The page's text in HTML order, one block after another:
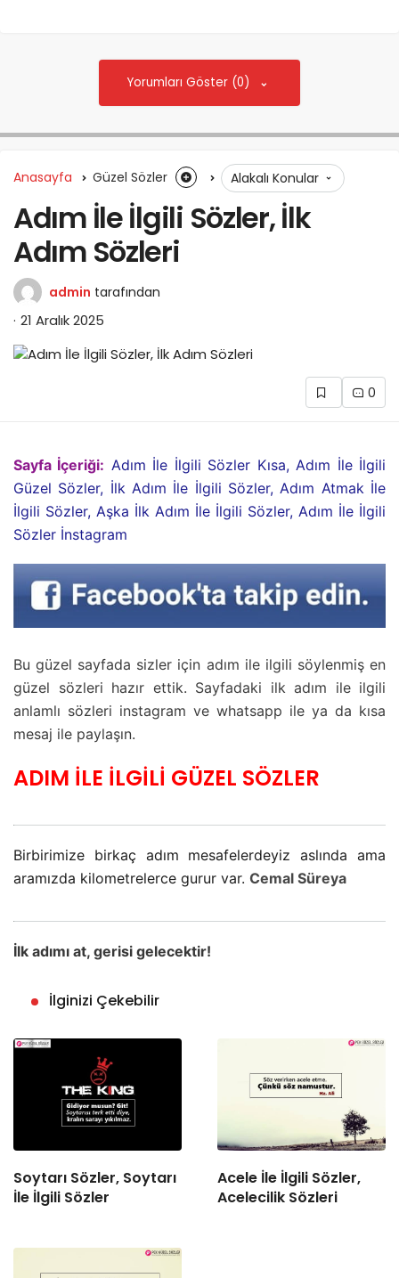
Yorumları Göster (0)
Anasayfa Güzel Sözler Alakalı Konular
Adım İle İlgili Sözler, İlk
Adım Sözleri
admin tarafından
21 Aralık 2025
0
Sayfa İçeriği: Adım İle İlgili Sözler Kısa, Adım İle İlgili
Güzel Sözler, İlk Adım İle İlgili Sözler, Adım Atmak İle
İlgili Sözler, Aşka İlk Adım İle İlgili Sözler, Adım İle İlgili
Sözler İnstagram
Bu güzel sayfada sizler için adım ile ilgili söylenmiş en
güzel sözleri hazır ettik. Sayfadaki ilk adım ile ilgili
anlamlı sözleri instagram ve whatsapp ile ya da kısa
mesaj ile paylaşın.
ADIM İLE İLGİLİ GÜZEL SÖZLER
Birbirimize birkaç adım mesafelerdeyiz aslında ama
aramızda kilometrelerce gurur var. Cemal Süreya
İlk adımı at, gerisi gelecektir!
İlginizi Çekebilir
Soytarı Sözler, Soytarı
İle İlgili Sözler
Acele İle İlgili Sözler,
Acelecilik Sözleri